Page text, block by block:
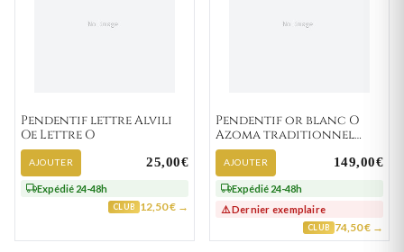
Pendentif lettre Alvili
Oe Lettre O
AJOUTER 25,00€
Expédié 24-48h
CLUB 12,50 € →
Pendentif or blanc O
Azoma traditionnel
Lettre O
AJOUTER 149,00€
Expédié 24-48h
⚠️ Dernier exemplaire
CLUB 74,50 € →